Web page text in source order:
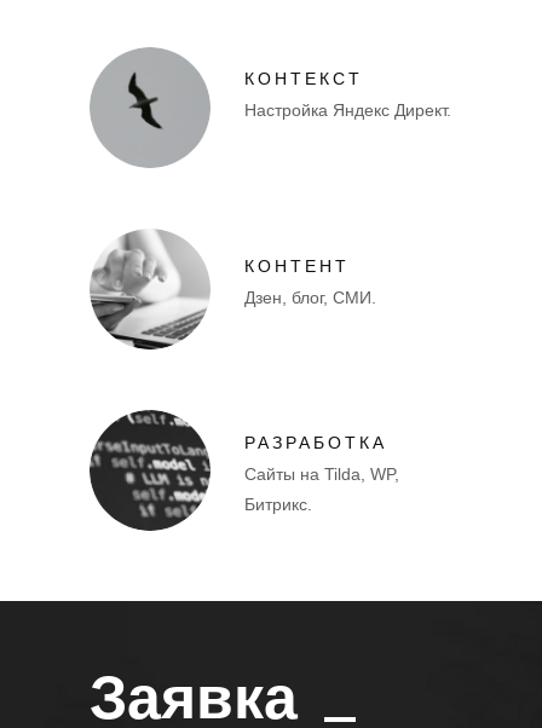
Настройка Яндекс Директ.
Дзен, блог, СМИ.
Сайты на Tilda, WP,
Битрикс.
КОНТЕКСТ
РАЗРАБОТКА
КОНТЕНТ
Заявка